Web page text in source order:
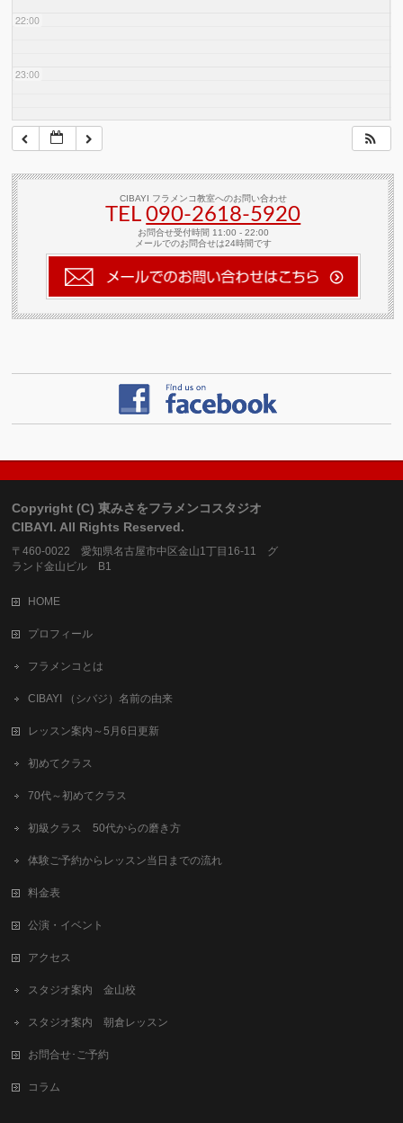
22:00
23:00
CIBAYI フラメンコ教室へのお問い合わせ
TEL090-2618‐5920
お問合せ受付時間 11:00 - 22:00
メールでのお問合せは24時間です
Copyright (C) 東みさをフラメンコスタジオ
CIBAYI. All Rights Reserved.
〒460-0022 愛知県名古屋市中区金山1丁目16-11 グ
ランド金山ビル B1
HOME
プロフィール
フラメンコとは
CIBAYI （シバジ）名前の由来
レッスン案内～5月6日更新
初めてクラス
70代～初めてクラス
初級クラス 50代からの磨き方
体験ご予約からレッスン当日までの流れ
料金表
公演・イベント
アクセス
スタジオ案内 金山校
スタジオ案内 朝倉レッスン
お問合せ･ご予約
コラム